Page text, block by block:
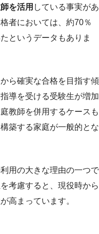
を活用 している事実があ
者においては、約70％
というデータもありま
から確実な合格を目指す傾
導を受ける受験生が増加
教師を併用するケースも
築する家庭が一般的とな
用の大きな理由の一つで
考慮すると、現役時から
高まっています。